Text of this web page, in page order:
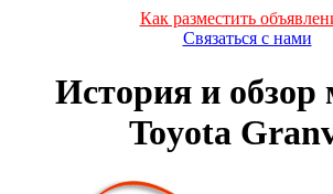
Как разместить
Связаться с нами
История и обзор
Toyota